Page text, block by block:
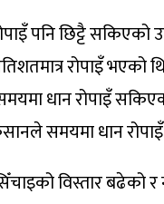
पनि छिट्टै सकिएको
रोपाइँ भएको
धान रोपाइँ
समयमा धान
विस्तार बढेको